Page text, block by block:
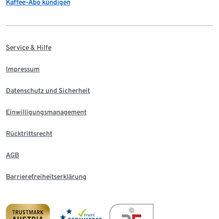
Kaffee-Abo kündigen
Service & Hilfe
Impressum
Datenschutz und Sicherheit
Einwilligungsmanagement
Rücktrittsrecht
AGB
Barrierefreiheitserklärung